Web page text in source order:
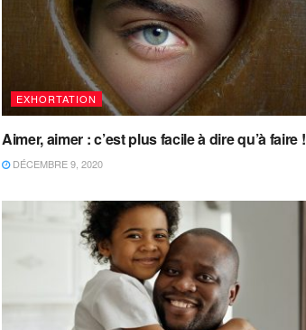
EXHORTATION
Aimer, aimer : c’est plus facile à dire qu’à faire !
DÉCEMBRE 9, 2020